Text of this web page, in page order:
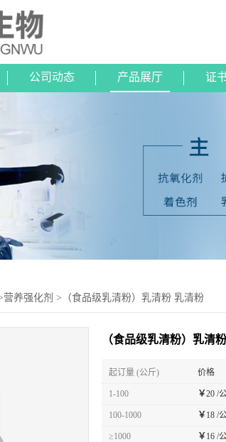
公司动态 产品展厅 证
营养强化剂 > （食品级乳清粉）乳清粉 乳清粉
（食品级乳清粉）乳清
起订量 (公斤) 价格
1-100 ￥20 /
100-1000 ￥18 /
≥1000 ￥16 /